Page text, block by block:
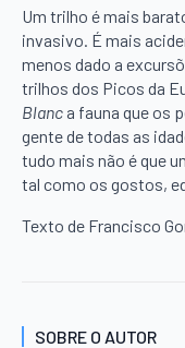
Um trilho é mais
invasivo. É mais
menos dado a
trilhos dos Picos da
Blanc a fauna que os
gente de todas as
tudo mais não é que
tal como os gostos,
Texto de Francisco
SOBRE O AUTOR